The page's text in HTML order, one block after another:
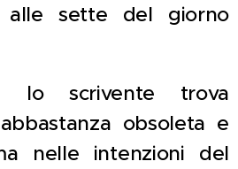
alle sette del giorno
lo scrivente trova
obsoleta e
nelle intenzioni del